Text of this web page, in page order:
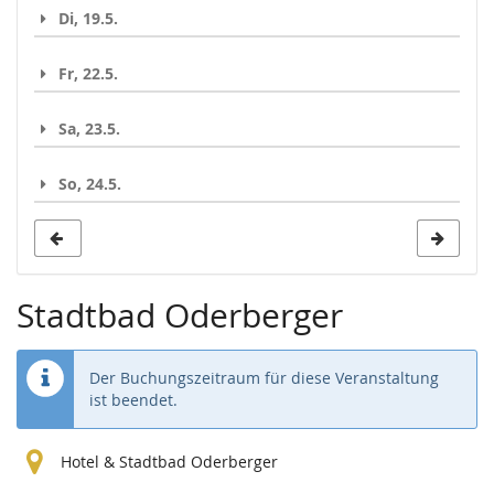
Di, 19.5.
Fr, 22.5.
Sa, 23.5.
So, 24.5.
Stadtbad Oderberger
Der Buchungszeitraum für diese Veranstaltung
ist beendet.
Hotel & Stadtbad Oderberger